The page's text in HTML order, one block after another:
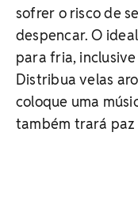
sofrer o risco de
despencar. O
para fria,
Distribua velas
coloque uma
também trará